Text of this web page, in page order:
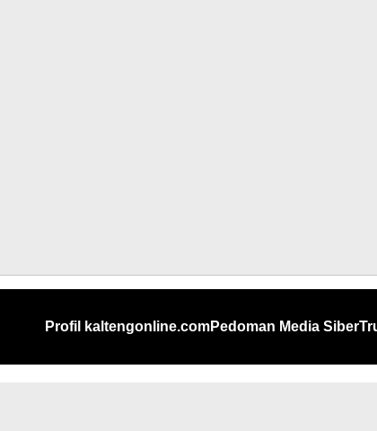
Profil kaltengonline.comPedoman Media Siber